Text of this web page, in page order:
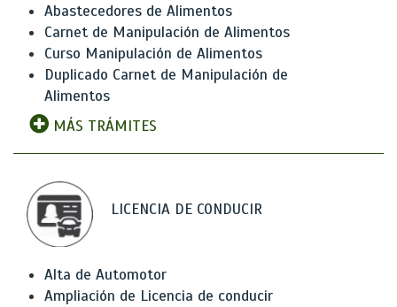
Abastecedores de Alimentos
Carnet de Manipulación de Alimentos
Curso Manipulación de Alimentos
Duplicado Carnet de Manipulación de
Alimentos
MÁS TRÁMITES
LICENCIA DE CONDUCIR
Alta de Automotor
Ampliación de Licencia de conducir